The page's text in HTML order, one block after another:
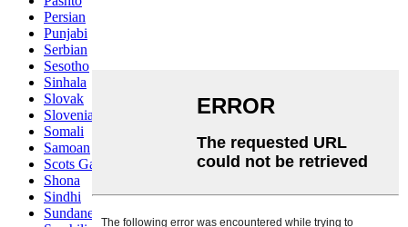
Persian
Punjabi
Serbian
Sesotho
Sinhala
Slovak
Slovenian
Somali
Samoan
Scots Gaelic
Shona
Sindhi
Sundanese